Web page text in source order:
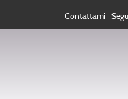
Contattami